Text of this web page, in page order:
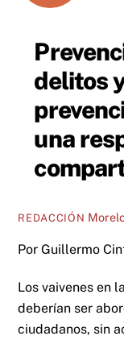
delitos
una
REDACCIÓN
Por Guillermo
Los vaivenes en
deberían ser
ciudadanos, sin